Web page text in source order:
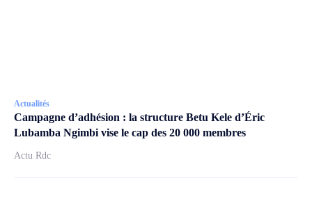
Actualités
Campagne d’adhésion : la structure Betu Kele d’Éric
Lubamba Ngimbi vise le cap des 20 000 membres
Actu Rdc